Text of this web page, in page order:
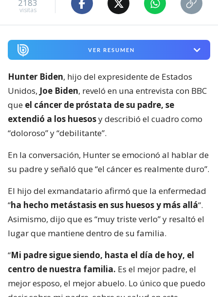
2183
visitas
VER RESUMEN
Hunter Biden, hijo del expresidente de Estados
Unidos, Joe Biden, reveló en una entrevista con BBC
que el cáncer de próstata de su padre, se
extendió a los huesosy describió el cuadro como
“doloroso” y “debilitante”.
En la conversación, Hunter se emocionó al hablar de
su padre y señaló que “el cáncer es realmente duro”.
El hijo del exmandatario afirmó que la enfermedad
“ha hecho metástasis en sus huesos y más allá“.
Asimismo, dijo que es “muy triste verlo” y resaltó el
lugar que mantiene dentro de su familia.
“Mi padre sigue siendo, hasta el día de hoy, el
centro de nuestra familia. Es el mejor padre, el
mejor esposo, el mejor abuelo. Lo único que puedo